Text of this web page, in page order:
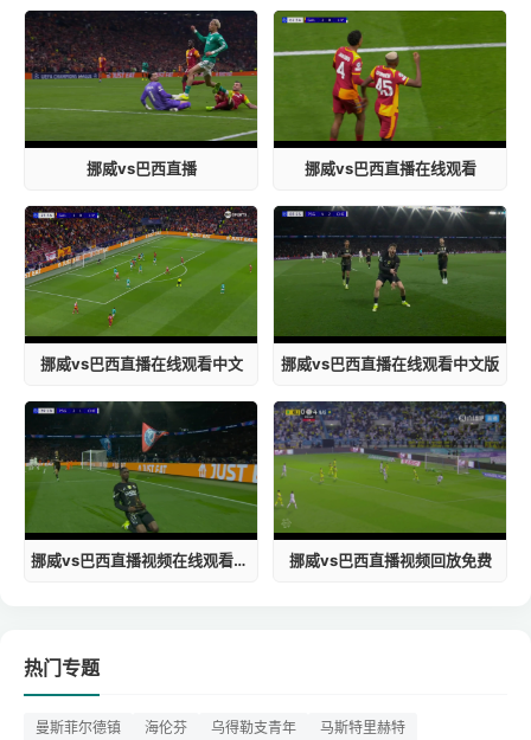
挪威vs巴西直播 挪威vs巴西直播在线观看
挪威vs巴西直播在线观看中文 挪威vs巴西直播在线观看中文版
挪威vs巴西直播视频在线观看高清 挪威vs巴西直播视频回放免费
热门专题
曼斯菲尔德镇 海伦芬 乌得勒支青年
马斯特里赫特